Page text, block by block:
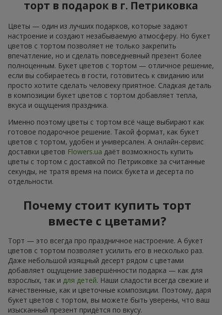
торт в подарок в г. Петриковка
Цветы — один из лучших подарков, которые задают
настроение и создают незабываемую атмосферу. Но букет
цветов с тортом позволяет не только закрепить
впечатление, но и сделать повседневный презент более
полноценным. Букет цветов с тортом — отличное решение,
если вы собираетесь в гости, готовитесь к свиданию или
просто хотите сделать человеку приятное. Сладкая деталь
в композиции букет цветов с тортом добавляет тепла,
вкуса и ощущения праздника.
Именно поэтому цветы с тортом всё чаще выбирают как
готовое подарочное решение. Такой формат, как букет
цветов с тортом, удобен и универсален. А онлайн-сервис
доставки цветов Flowers.ua даёт возможность купить
цветы с тортом с доставкой по Петриковке за считанные
секунды, не тратя время на поиск букета и десерта по
отдельности.
Почему стоит купить торт
вместе с цветами?
Торт — это всегда про праздничное настроение. А букет
цветов с тортом позволяет усилить его в несколько раз.
Даже небольшой изящный десерт рядом с цветами
добавляет ощущение завершённости подарка — как для
взрослых, так и для детей. Наши сладости всегда свежие и
качественные, как и цветочные композиции. Поэтому, даря
букет цветов с тортом, вы можете быть уверены, что ваш
изысканный презент придётся по вкусу.